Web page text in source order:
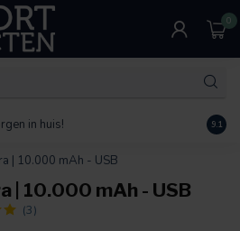
0
in huis! 9.1
| 10.000 mAh - USB
| 10.000 mAh - USB
(3)